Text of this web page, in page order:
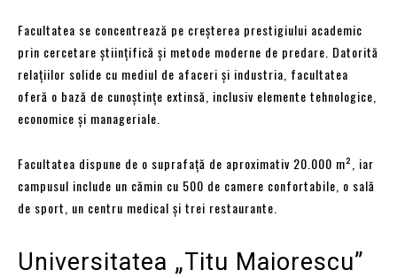
Facultatea se concentrează pe creșterea prestigiului academic
prin cercetare științifică și metode moderne de predare. Datorită
relațiilor solide cu mediul de afaceri și industria, facultatea
oferă o bază de cunoștințe extinsă, inclusiv elemente tehnologice,
economice și manageriale.
Facultatea dispune de o suprafață de aproximativ 20.000 m², iar
campusul include un cămin cu 500 de camere confortabile, o sală
de sport, un centru medical și trei restaurante.
Universitatea „Titu Maiorescu”